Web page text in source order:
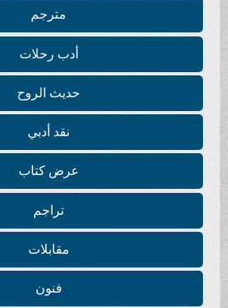
مترجم
أدب رحلات
حديث الروح
نقد أدبي
عرض كتاب
تراجم
مقابلات
فنون